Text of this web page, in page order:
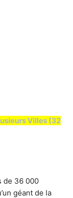
Villes (32
de 36 000
géant de la